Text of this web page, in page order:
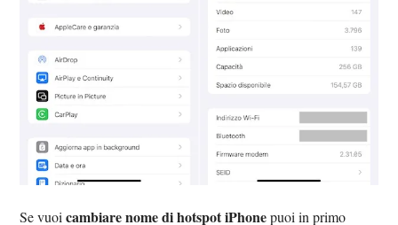
Se vuoicambiare nome di hotspot iPhonepuoi in primo